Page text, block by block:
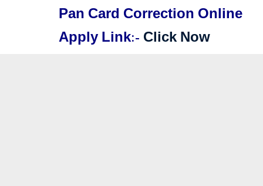
Pan Card Correction Online
Apply Link:- Click Now